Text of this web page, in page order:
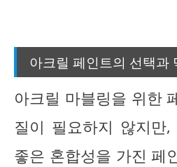
아크릴 페인트의 선택과
아크릴 마블링을 위한
질이 필요하지 않지만,
좋은 혼합성을 가진 페